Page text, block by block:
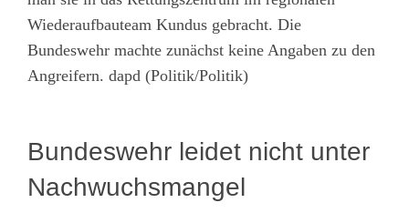
Wiederaufbauteam Kundus gebracht. Die
Bundeswehr machte zunächst keine Angaben zu den
Angreifern. dapd (Politik/Politik)
Bundeswehr leidet nicht unter
Nachwuchsmangel